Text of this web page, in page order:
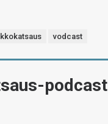
vodcast
podcast